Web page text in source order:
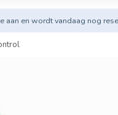
aan en wordt vandaag nog